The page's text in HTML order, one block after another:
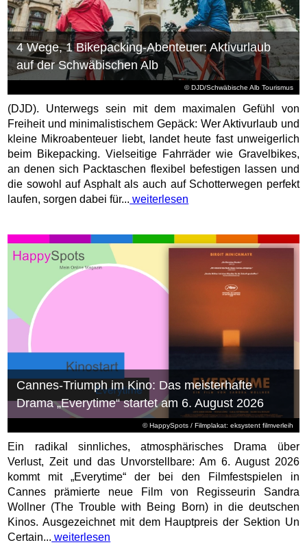
© DJD/Schwäbische Alb Tourismus
4 Wege, 1 Bikepacking-Abenteuer: Aktivurlaub
auf der Schwäbischen Alb
(DJD). Unterwegs sein mit dem maximalen Gefühl von
Freiheit und minimalistischem Gepäck: Wer Aktivurlaub und
kleine Mikroabenteuer liebt, landet heute fast unweigerlich
beim Bikepacking. Vielseitige Fahrräder wie Gravelbikes,
an denen sich Packtaschen flexibel befestigen lassen und
die sowohl auf Asphalt als auch auf Schotterwegen perfekt
laufen, sorgen dabei für... weiterlesen
© HappySpots / Filmplakat: eksystent filmverleih
Cannes-Triumph im Kino: Das meisterhafte
Drama „Everytime“ startet am 6. August 2026
Ein radikal sinnliches, atmosphärisches Drama über
Verlust, Zeit und das Unvorstellbare: Am 6. August 2026
kommt mit „Everytime“ der bei den Filmfestspielen in
Cannes prämierte neue Film von Regisseurin Sandra
Wollner (The Trouble with Being Born) in die deutschen
Kinos. Ausgezeichnet mit dem Hauptpreis der Sektion Un
Certain... weiterlesen